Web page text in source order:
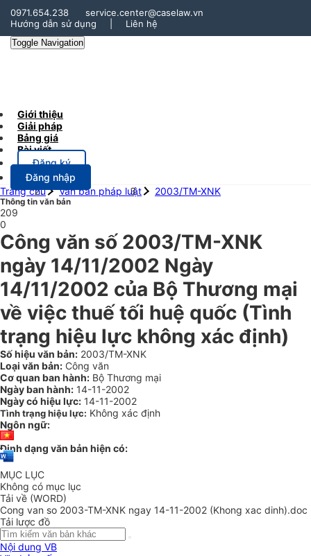
0971.654.238
service.center@caselaw.vn
Hướng dẫn sử dụng
Liên hệ
Toggle Navigation
Giới thiệu
Giải pháp
Bảng giá
Bài viết
Đăng ký
Đăng nhập
Trang chủ
Văn bản pháp luật 2003/TM-XNK
Thông tin văn bản
209
0
Công văn số 2003/TM-XNK
ngày 14/11/2002 Ngày
14/11/2002 của Bộ Thương mại
về việc thuế tối huệ quốc (Tình
trạng hiệu lực không xác định)
Số hiệu văn bản: 2003/TM-XNK
Loại văn bản: Công văn
Cơ quan ban hành: Bộ Thương mại
Ngày ban hành: 14-11-2002
Ngày có hiệu lực: 14-11-2002
Tình trạng hiệu lực: Không xác định
Ngôn ngữ:
Định dạng văn bản hiện có:
MỤC LỤC
Không có mục lục
Tải về (WORD)
Cong van so 2003-TM-XNK ngay 14-11-2002 (Khong xac dinh).doc
Tải lược đồ
Nội dung VB